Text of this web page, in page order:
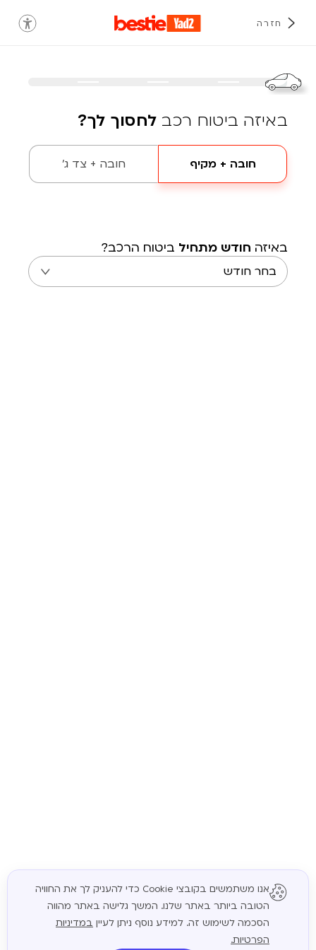
חזרה
באיזה ביטוח רכב לחסוך לך?
חובה + מקיף חובה + צד ג'
באיזה חודש מתחיל ביטוח הרכב?
המשך
אנו משתמשים בקובצי Cookie כדי להעניק לך את החוויה
הטובה ביותר באתר שלנו. המשך גלישה באתר מהווה
הסכמה לשימוש זה. למידע נוסף ניתן לעיין במדיניות
הפרטיות.